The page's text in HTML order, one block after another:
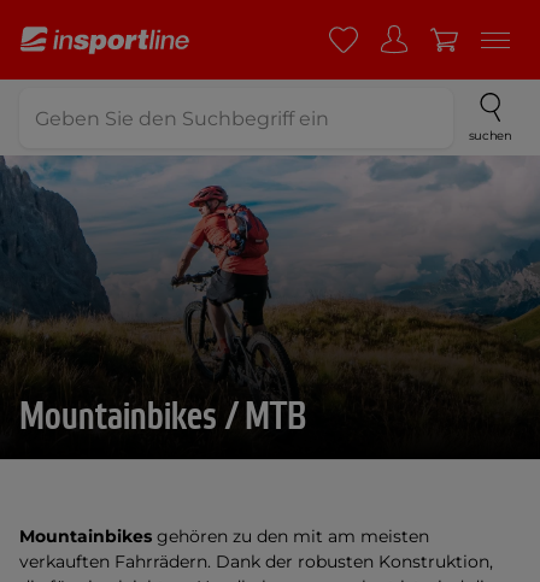
suchen
Mountainbikes / MTB
Mountainbikes gehören zu den mit am meisten
verkauften Fahrrädern. Dank der robusten Konstruktion,